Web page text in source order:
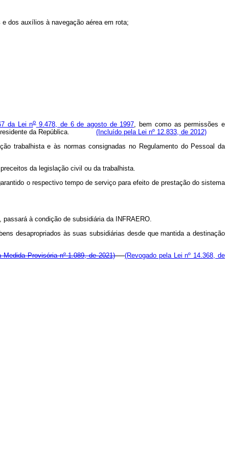
dos auxílios à navegação aérea em rota;
da Lei no9.478, de 6 de agosto de 1997 , bem como as permissões e
do Presidente da República. (Incluído pela Lei nº 12.833, de 2012)
trabalhista e às normas consignadas no Regulamento do Pessoal da
da legislação civil ou da trabalhista.
o respectivo tempo de serviço para efeito de prestação do sistema
, passará à condição de subsidiária da INFRAERO.
desapropriados às suas subsidiárias desde que mantida a destinação
Medida Provisória nº 1.089, de 2021)
(Revogado pela Lei nº 14.368, de